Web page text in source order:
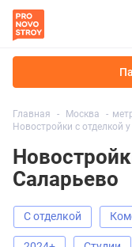
Главная Москва
Новостройки с отделкой
Саларьево
С отделкой